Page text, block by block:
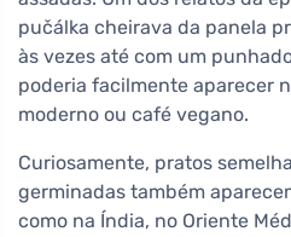
pučálka cheirava da panela
às vezes até com um
poderia facilmente aparecer
moderno ou café vegano.
Curiosamente, pratos
germinadas também
como na Índia, no Oriente